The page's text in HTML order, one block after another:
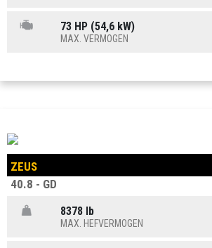
73 HP (54,6 kW)
MAX. VERMOGEN
ZEUS
40.8 - GD
8378 lb
MAX. HEFVERMOGEN